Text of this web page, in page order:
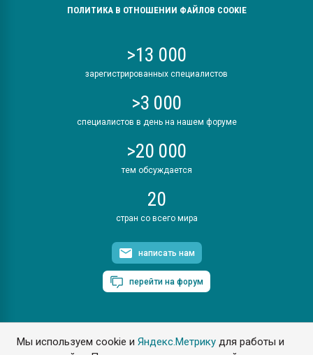
Мы используем cookie иЯндекс.Метрику для работы и
ПОЛИТИКА В ОТНОШЕНИИ ФАЙЛОВ COOKIE
>13 000
зарегистрированных специалистов
>3 000
специалистов в день на нашем форуме
>20 000
тем обсуждается
20
стран со всего мира
написать нам
перейти на форум
ПластЭксперт © 2006. Все права защищены